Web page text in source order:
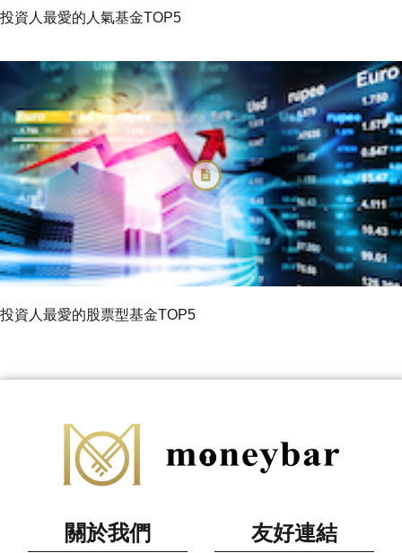
投資人最愛的人氣基金TOP5
投資人最愛的股票型基金TOP5
關於我們 友好連結